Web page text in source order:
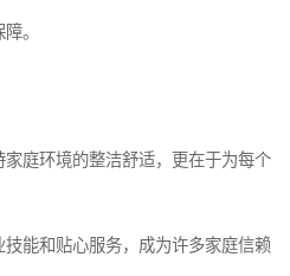
。
庭环境的整洁舒适，更在于为每个
能和贴心服务，成为许多家庭信赖